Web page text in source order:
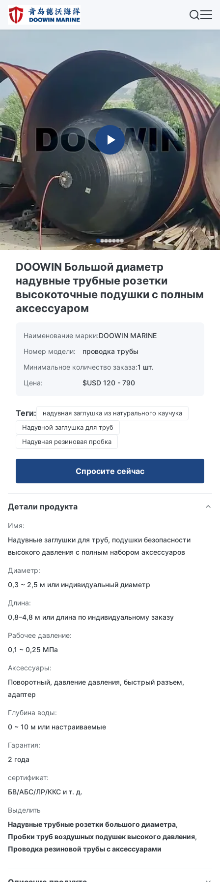
DOOWIN Большой диаметр
надувные трубные розетки
высокоточные подушки с полным
аксессуаром
Наименование марки:DOOWIN MARINE
Номер модели:
проводка трубы
Минимальное количество заказа:1 шт.
Цена:
$USD 120 - 790
Теги:
надувная заглушка из натурального каучука
Надувной заглушка для труб
Надувная резиновая пробка
Спросите сейчас
Детали продукта
Имя:
Надувные заглушки для труб, подушки безопасности
высокого давления с полным набором аксессуаров
Диаметр:
0,3 ~ 2,5 м или индивидуальный диаметр
Длина:
0,8–4,8 м или длина по индивидуальному заказу
Рабочее давление:
0,1 ~ 0,25 МПа
Аксессуары:
Поворотный, давление давления, быстрый разъем,
адаптер
Глубина воды:
0 ~ 10 м или настраиваемые
Гарантия:
2 года
сертификат:
БВ/АБС/ЛР/ККС и т. д.
Выделить
Надувные трубные розетки большого диаметра,
Пробки труб воздушных подушек высокого давления,
Проводка резиновой трубы с аксессуарами